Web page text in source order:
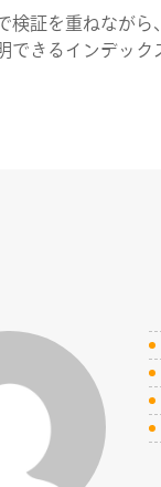
検証を重ねながら、
できるインデッ